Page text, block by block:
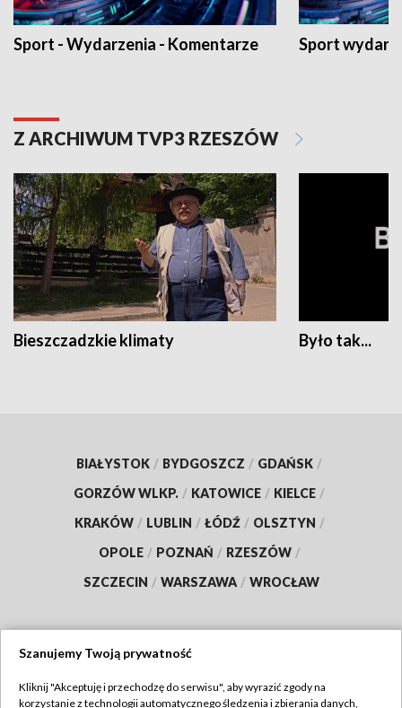
Sport - Wydarzenia - Komentarze Sport
Z ARCHIWUM TVP3 RZESZÓW
Bieszczadzkie klimaty Było tak...
BIAŁYSTOK / BYDGOSZCZ / GDAŃSK /
GORZÓW WLKP. / KATOWICE / KIELCE /
KRAKÓW / LUBLIN / ŁÓDŹ / OLSZTYN /
OPOLE / POZNAŃ / RZESZÓW /
SZCZECIN / WARSZAWA / WROCŁAW
Szanujemy Twoją prywatność
Kliknij "Akceptuję i przechodzę do serwisu", aby wyrazić zgody na
korzystanie z technologii automatycznego śledzenia i zbierania danych,